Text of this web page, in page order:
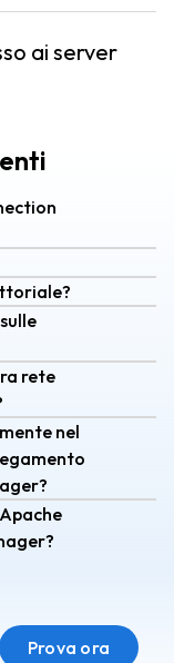
ai server
rete
nel
Prova ora